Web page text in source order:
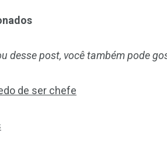
desse post, você também pode
de ser chefe